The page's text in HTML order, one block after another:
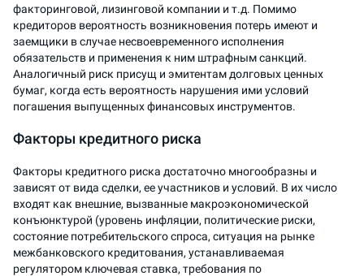
факторинговой, лизинговой компании и т.д. Помимо
кредиторов вероятность возникновения потерь имеют и
заемщики в случае несвоевременного исполнения
обязательств и применения к ним штрафным санкций.
Аналогичный риск присущ и эмитентам долговых ценных
бумаг, когда есть вероятность нарушения ими условий
погашения выпущенных финансовых инструментов.
Факторы кредитного риска
Факторы кредитного риска достаточно многообразны и
зависят от вида сделки, ее участников и условий. В их число
входят как внешние, вызванные макроэкономической
конъюнктурой (уровень инфляции, политические риски,
состояние потребительского спроса, ситуация на рынке
межбанковского кредитования, устанавливаемая
регулятором ключевая ставка, требования по